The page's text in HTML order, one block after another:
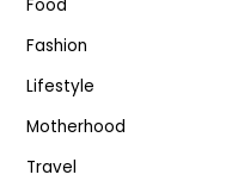
Food
Fashion
Lifestyle
Motherhood
Travel